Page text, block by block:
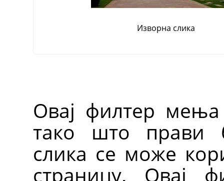
Изворна слика
Овај филтер
тако што прави
слика се може
страницу. Овај